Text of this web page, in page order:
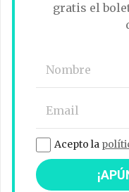
gratis el
Acepto la